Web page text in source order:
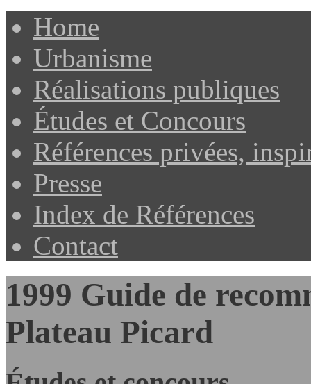
Home
Urbanisme
Réalisations publiques
Études et Concours
Références privées,
Presse
Index de Références
Contact
1999 Guide de
Plateau Picard